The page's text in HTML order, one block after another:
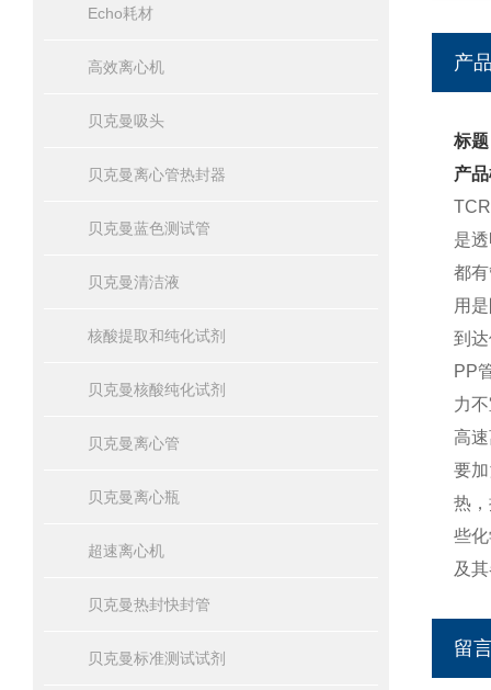
Echo耗材
高效离心机
贝克曼吸头
贝克曼离心管热封器
贝克曼蓝色测试管
贝克曼清洁液
核酸提取和纯化试剂
贝克曼核酸纯化试剂
贝克曼离心管
贝克曼离心瓶
超速离心机
贝克曼热封快封管
贝克曼标准测试试剂
产
标
产
是
都
用
到
PP
力
高
要
热
些
及
留